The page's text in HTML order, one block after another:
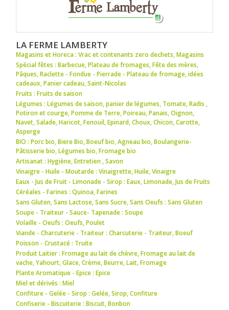
LA FERME LAMBERTY
Magasins et Horeca : Vrac et contenants zero dechets,Magasins
Spécial fêtes : Barbecue,Plateau de fromages,Fête des mères,
Pâques,Raclette - Fondue - Pierrade - Plateau de fromage,idées
cadeaux,Panier cadeau,Saint-Nicolas
Fruits : Fruits de saison
Légumes : Légumes de saison,panier de légumes, Tomate,Radis ,
Potiron et courge,Pomme de Terre,Poireau,Panais,Oignon,
Navet,Salade,Haricot,Fenouil,Epinard,Choux,Chicon,Carotte,
Asperge
BIO : Porc bio,Biere Bio,Boeuf bio,Agneau bio,Boulangerie-
Pâtisserie bio,Légumes bio,Fromage bio
Artisanat : Hygiène,Entretien ,Savon
Vinaigre - Huile - Moutarde : Vinaigrette,Huile,Vinaigre
Eaux - Jus de Fruit - Limonade - Sirop : Eaux,Limonade,Jus de Fruits
Céréales - Farines : Quinoa,Farines
Sans Gluten, Sans Lactose, Sans Sucre, Sans Oeufs : Sans Gluten
Soupe - Traiteur - Sauce- Tapenade : Soupe
Volaille - Oeufs : Oeufs,Poulet
Viande - Charcuterie - Traiteur : Charcuterie - Traiteur,Boeuf
Poisson - Crustacé : Truite
Produit Laitier : Fromage au lait de chèvre,Fromage au lait de
vache,Yahourt,Glace,Crème,Beurre,Lait,Fromage
Plante Aromatique - Epice : Epice
Miel et dérivés : Miel
Confiture - Gelée - Sirop : Gelée,Sirop,Confiture
Confiserie - Biscuiterie : Biscuit,Bonbon